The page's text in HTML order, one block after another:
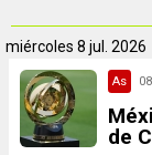
miércoles 8 jul. 2026
As
de